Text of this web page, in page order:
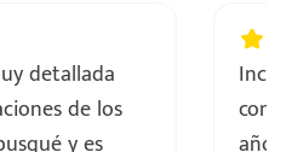
detallada
de los